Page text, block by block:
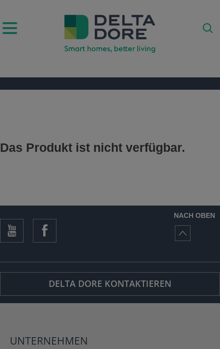
Das Produkt ist nicht verfügbar.
NACH OBEN
DELTA DORE KONTAKTIEREN
UNTERNEHMEN